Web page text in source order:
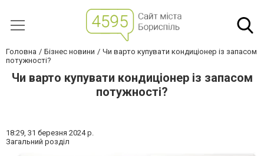
Головна Бізнес новини
Чи варто купувати кондиціонер із запасом
потужності?
Чи варто купувати кондиціонер із запасом
потужності?
18:29, 31 березня 2024 р.
Загальний розділ